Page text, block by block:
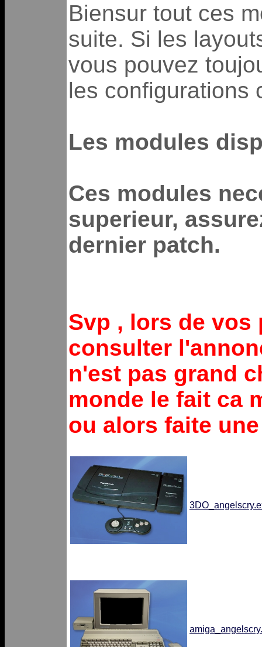
Biensur tout ces
suite. Si les
vous pouvez
les configurations
Les modules
Ces modules
superieur,
dernier patch.
Svp , lors de vos
consulter
n'est pas grand
monde le fait ca
ou alors faite